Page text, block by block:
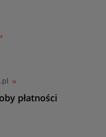
płatności